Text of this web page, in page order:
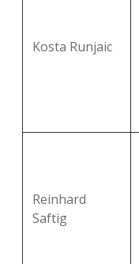
Kosta Runjaic
Reinhard
Saftig